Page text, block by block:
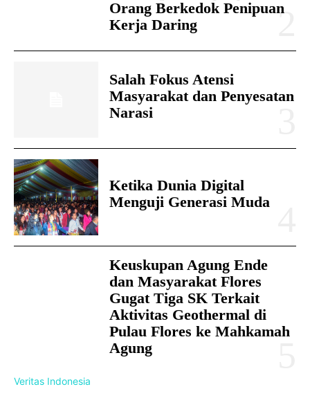
Orang Berkedok Penipuan
Kerja Daring
Salah Fokus Atensi
Masyarakat dan Penyesatan
Narasi
Ketika Dunia Digital
Menguji Generasi Muda
Keuskupan Agung Ende
dan Masyarakat Flores
Gugat Tiga SK Terkait
Aktivitas Geothermal di
Pulau Flores ke Mahkamah
Agung
Veritas Indonesia